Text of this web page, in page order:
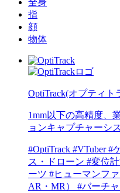
全身
指
顔
物体
OptiTrack(オプティト
1mm以下の高精度、
ョンキャプチャーシ
#OptiTrack #VTuber #
ス・ドローン #変位
ーツ #ヒューマンフ
AR・MR）
#バーチ